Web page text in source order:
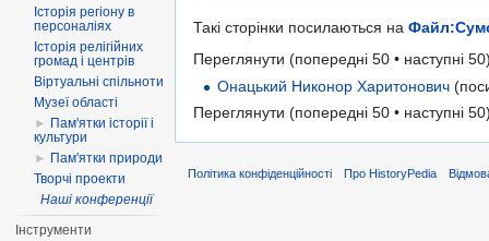
Такі сторінки посилаються на
Переглянути (попередні 50 • наступні
Онацький Никонор Харитонович
Переглянути (попередні 50 • наступні
Історія регіону в
персоналіях
Історія релігійних
громад і центрів
Віртуальні спільноти
Музеї області
► Пам'ятки історії і
культури
► Пам'ятки природи
Творчі проекти
Наші конференції
Інструменти
Політика конфіденційності Про HistoryPedia